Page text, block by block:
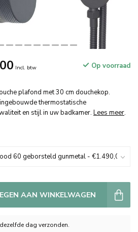
Incl. btw Op voorraad
plafond met 30 cm douchekop.
thermostatische
en stijl in uw badkamer. Lees meer.
AAN WINKELWAGEN
dag verzonden.